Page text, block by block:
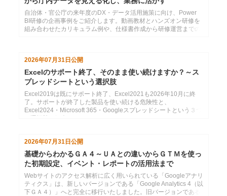
自治体・官公庁の来年度のDX・データ活用施策に向け、Power
BI研修の企画事例をご紹介します。動画教材とハンズオン研修を
組み合わせたカリキュラム例や、仕様書作成から研修運営までの
2026年07月31日 公開
Excelのサポート終了、そのまま使い続けますか？～ス
プレッドシートという選択肢
Excel2019は既にサポート終了、Excel2021も2026年10月に終
了。サポートが終了した製品を使い続ける危険性と、
Excel2024・Microsoft 365・Googleスプレッドシートという３つ
2026年07月31日公開
基礎からわかるＧＡ４～ＵＡとの違いからＧＴＭを使っ
た初期設定、イベント・レポートの活用法まで
Webサイトのアクセス解析に広く用いられている「Googleアナリ
ティクス」は、新しいバージョンである「Google Analytics 4（以
下ＧＡ４）」へと完全に移行いたしました。旧バージョンである